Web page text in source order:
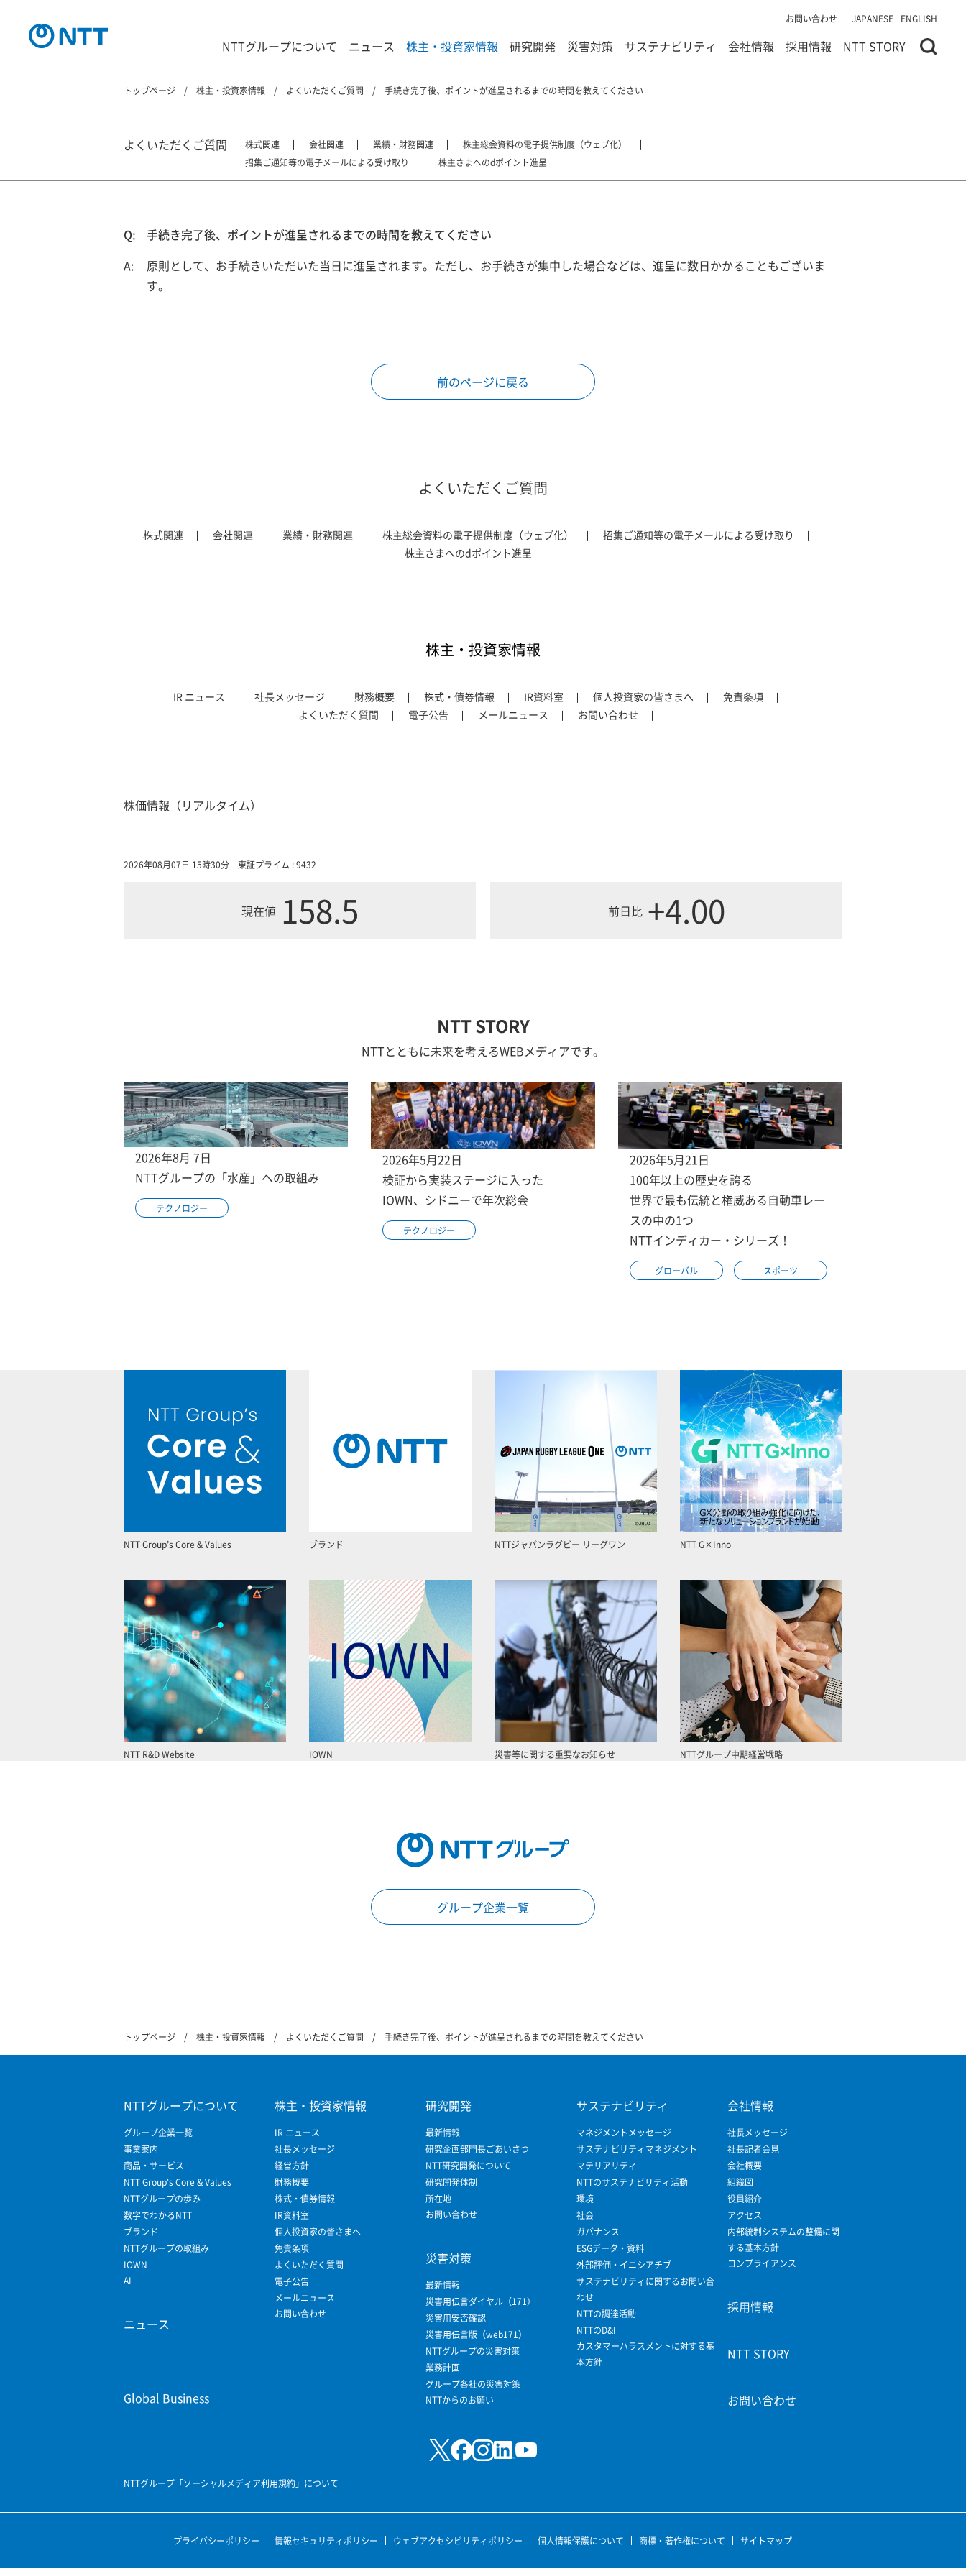
お問い合わせ JAPANESE ENGLISH
NTTグループについて ニュース 株主・投資家情報 研究開発 災害対策 サステナビリティ 会社情報 採用情報 NTT STORY
トップページ 株主・投資家情報 よくいただくご質問 手続き完了後、ポイントが進呈されるまでの時間を教えてください
よくいただくご質問 株式関連 会社関連 業績・財務関連
株主総会資料の電子提供制度（ウェブ化）
招集ご通知等の電子メールによる受け取り
株主さまへのdポイント進呈
手続き完了後、ポイントが進呈されるまでの時間を教えてください
原則として、お手続きいただいた当日に進呈されます。ただし、お手続きが集中した場合などは、進呈に数日かかることもございま
す。
前のページに戻る
よくいただくご質問
株式関連 会社関連 業績・財務関連 株主総会資料の電子提供制度（ウェブ化）
招集ご通知等の電子メールによる受け取り
株主さまへのdポイント進呈
株主・投資家情報
IR ニュース 社長メッセージ 財務概要 株式・債券情報 IR資料室 個人投資家の皆さまへ
免責条項
よくいただく質問
電子公告 メールニュース お問い合わせ
株価情報（リアルタイム）
2026年08月07日 15時30分 東証プライム : 9432
現在値 158.5 前日比 +4.00
NTT STORY
NTTとともに未来を考えるWEBメディアです。
2026年8月 7日
NTTグループの「水産」への取組み
テクノロジー
2026年5月22日
検証から実装ステージに入った
IOWN、シドニーで年次総会
テクノロジー
2026年5月21日
100年以上の歴史を誇る
世界で最も伝統と権威ある自動車レー
スの中の1つ
NTTインディカー・シリーズ！
グローバル スポーツ
NTT Group’s Core & Values ブランド NTTジャパンラグビー リーグワン NTT G×Inno
NTT R&D Website IOWN 災害等に関する重要なお知らせ NTTグループ中期経営戦略
グループ企業一覧
トップページ 株主・投資家情報 よくいただくご質問 手続き完了後、ポイントが進呈されるまでの時間を教えてください
NTTグループについて
グループ企業一覧
事業案内
商品・サービス
NTT Group's Core & Values
NTTグループの歩み
数字でわかるNTT
ブランド
NTTグループの取組み
IOWN
AI
ニュース
Global Business
株主・投資家情報
IR ニュース
社長メッセージ
経営方針
財務概要
株式・債券情報
IR資料室
個人投資家の皆さまへ
免責条項
よくいただく質問
電子公告
メールニュース
お問い合わせ
研究開発
最新情報
研究企画部門長ごあいさつ
NTT研究開発について
研究開発体制
所在地
お問い合わせ
災害対策
最新情報
災害用伝言ダイヤル（171）
災害用安否確認
災害用伝言版（web171）
NTTグループの災害対策
業務計画
グループ各社の災害対策
NTTからのお願い
サステナビリティ
マネジメントメッセージ
サステナビリティマネジメント
マテリアリティ
NTTのサステナビリティ活動
環境
社会
ガバナンス
ESGデータ・資料
外部評価・イニシアチブ
サステナビリティに関するお問い合
わせ
NTTの調達活動
NTTのD&I
カスタマーハラスメントに対する基
本方針
会社情報
社長メッセージ
社長記者会見
会社概要
組織図
役員紹介
アクセス
内部統制システムの整備に関
する基本方針
コンプライアンス
採用情報
NTT STORY
お問い合わせ
NTTグループ「ソーシャルメディア利用規約」について
プライバシーポリシー 情報セキュリティポリシー ウェブアクセシビリティポリシー 個人情報保護について 商標・著作権について サイトマップ